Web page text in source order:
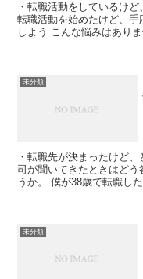
・転職活動をしているけど
転職活動を始めたけど、手
しよう こんな悩みはありませんか。 僕は38歳で転職して新しい職場
未分類
・転職先が決まったけど、どこ
司が聞いてきたときはどう答えればいいの
うか。 僕が38歳で転職した時の経験からすると、「転職先は言わな
未分類